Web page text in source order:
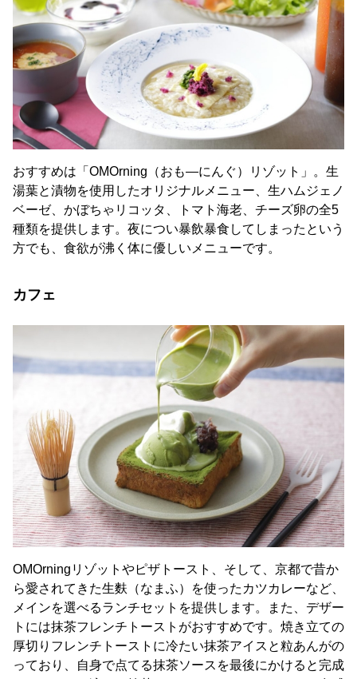
おすすめは「OMOrning（おも―にんぐ）リゾット」。生
湯葉と漬物を使用したオリジナルメニュー、生ハムジェノ
ベーゼ、かぼちゃリコッタ、トマト海老、チーズ卵の全5
種類を提供します。夜につい暴飲暴食してしまったという
方でも、食欲が沸く体に優しいメニューです。
カフェ
OMOrningリゾットやピザトースト、そして、京都で昔か
ら愛されてきた生麩（なまふ）を使ったカツカレーなど、
メインを選べるランチセットを提供します。また、デザー
トには抹茶フレンチトーストがおすすめです。焼き立ての
厚切りフレンチトーストに冷たい抹茶アイスと粒あんがの
っており、自身で点てる抹茶ソースを最後にかけると完成